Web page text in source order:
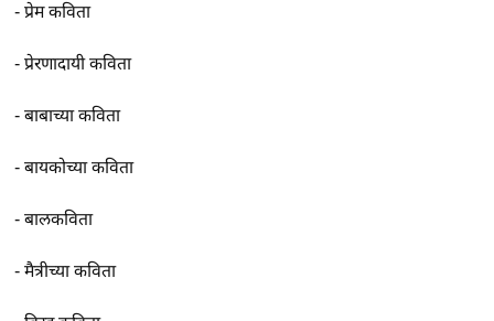
-प्रेम कविता
-प्रेरणादायी कविता
-बाबाच्या कविता
-बायकोच्या कविता
-बालकविता
-मैत्रीच्या कविता